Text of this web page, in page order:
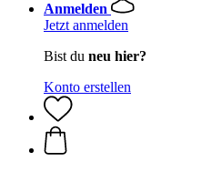
Anmelden
Jetzt anmelden
Bist du neu hier?
Konto erstellen